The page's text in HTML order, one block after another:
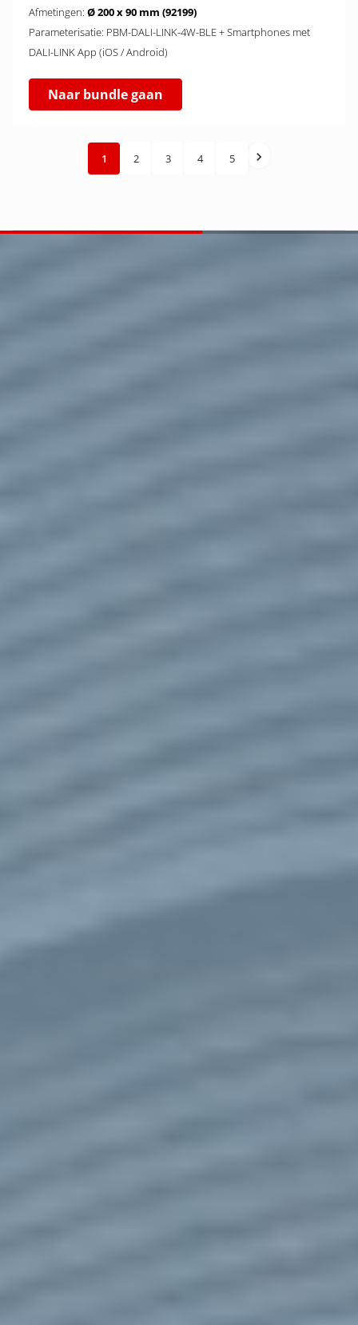
Afmetingen: Ø 200 x 90 mm (92199)
Parameterisatie: PBM-DALI-LINK-4W-BLE + Smartphones met
DALI-LINK App (iOS / Android)
Naar bundle gaan
1 2 3 4 5